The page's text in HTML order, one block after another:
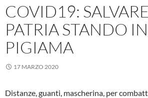
COVID19:
PATRIA STANDO IN
PIGIAMA
17 MARZO 2020
Distanze, guanti, mascherina, per